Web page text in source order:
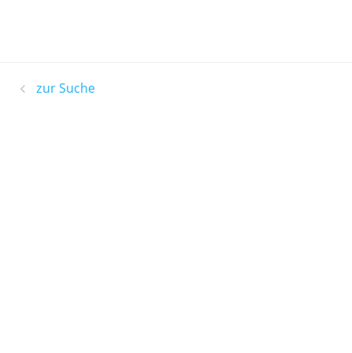
zur Suche